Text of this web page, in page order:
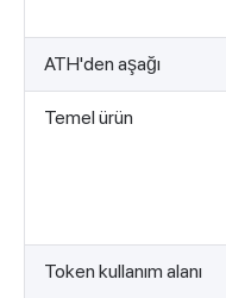
ATH'den aşağı
Temel ürün
Token kullanım alanı